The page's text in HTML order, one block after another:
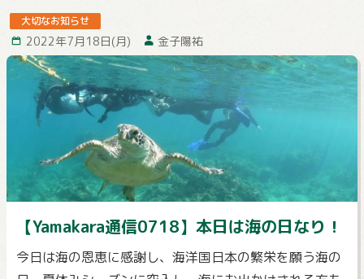
行ってきました！
お客様レポート
Yamakaraサイト
お問い合わせ
大切なお知らせ
2022年7月18日(月) 金子陽祐
【Yamakara通信0718】本日は海の日なり！
今日は海の恩恵に感謝し、海洋国日本の繁栄を願う海の